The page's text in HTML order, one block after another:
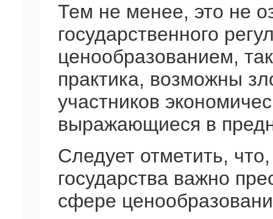
Тем не менее, это не
государственного
ценообразованием,
практика, возможны
участников
выражающиеся в
Следует отметить,
государства важно
сфере